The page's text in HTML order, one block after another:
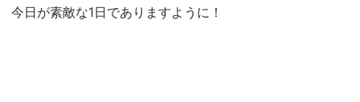
今日が素敵な1日でありますように！